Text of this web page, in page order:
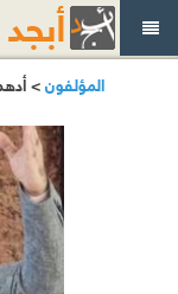
المؤلفون>